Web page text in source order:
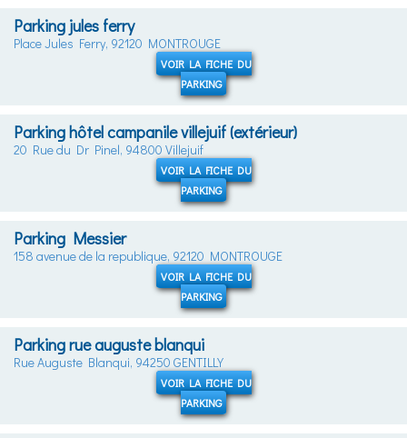
Parking jules ferry
Place Jules Ferry, 92120 MONTROUGE
VOIR LA FICHE DU
PARKING
Parking hôtel campanile villejuif (extérieur)
20 Rue du Dr Pinel, 94800 Villejuif
VOIR LA FICHE DU
PARKING
Parking Messier
158 avenue de la republique, 92120 MONTROUGE
VOIR LA FICHE DU
PARKING
Parking rue auguste blanqui
Rue Auguste Blanqui, 94250 GENTILLY
VOIR LA FICHE DU
PARKING